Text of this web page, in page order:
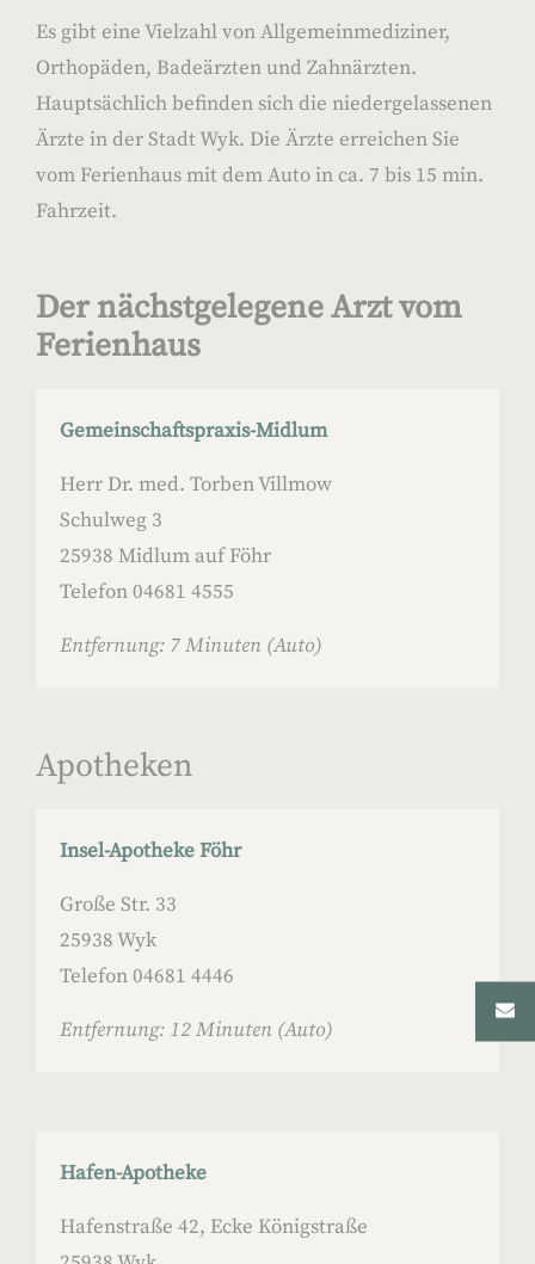
Es gibt eine Vielzahl von Allgemeinmediziner,
Orthopäden, Badeärzten und Zahnärzten.
Hauptsächlich befinden sich die niedergelassenen
Ärzte in der Stadt Wyk. Die Ärzte erreichen Sie
vom Ferienhaus mit dem Auto in ca. 7 bis 15 min.
Fahrzeit.
Der nächstgelegene Arzt vom
Ferienhaus
Gemeinschaftspraxis-Midlum
Herr Dr. med. Torben Villmow
Schulweg 3
25938 Midlum auf Föhr
Telefon 04681 4555
Entfernung: 7 Minuten (Auto)
Apotheken
Insel-Apotheke Föhr
Große Str. 33
25938 Wyk
Telefon 04681 4446
Entfernung: 12 Minuten (Auto)
Hafen-Apotheke
Hafenstraße 42, Ecke Königstraße